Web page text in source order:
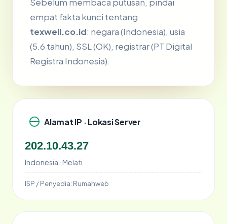
Sebelum membaca putusan, pindai
empat fakta kunci tentang
texwell.co.id: negara (Indonesia), usia
(5.6 tahun), SSL (OK), registrar (PT Digital
Registra Indonesia).
Alamat IP · Lokasi Server
202.10.43.27
Indonesia · Melati
ISP / Penyedia: Rumahweb